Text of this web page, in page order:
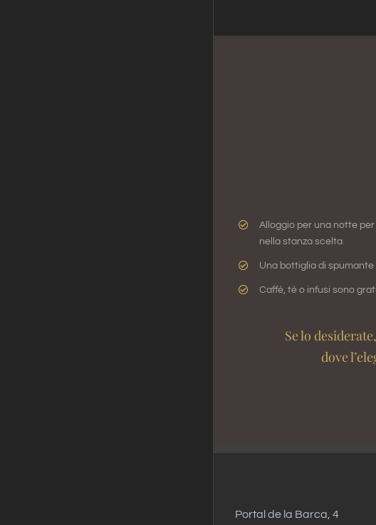
Alloggio per una notte
nella stanza scelta
Una bottiglia di spumante
Caffè, tè o infusi sono
Se lo
dove
Portal de la Barca, 4